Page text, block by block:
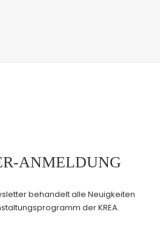
ANMELDUNG
behandelt alle Neuigkeiten
der KREA.